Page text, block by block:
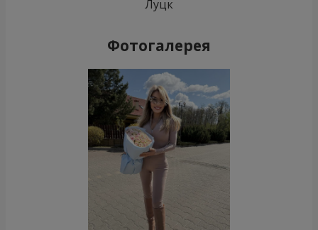
Луцк
Фотогалерея